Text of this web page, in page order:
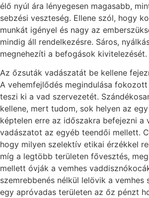
élő nyúl ára lényegesen magasabb,
sebzési veszteség. Ellene szól, hogy
munkát igényel és nagy az
mindig áll rendelkezésre. Sáros,
megnehezíti a befogások kivitelezését.
Az őzsuták vadászatát be kellene
A vehemfejlődés megindulása
teszi ki a vad szervezetét.
kellene, mert tudom, sok helyen az
képtelen erre az időszakra befejezni a
vadászatot az egyéb teendői mellett.
hogy milyen szelektív etikai érzékkel
míg a legtöbb területen fővesztés,
mellett óvják a vemhes
szemrebbenés nélkül lelövik a vemhes
egy apróvadas területen az őz pénzt